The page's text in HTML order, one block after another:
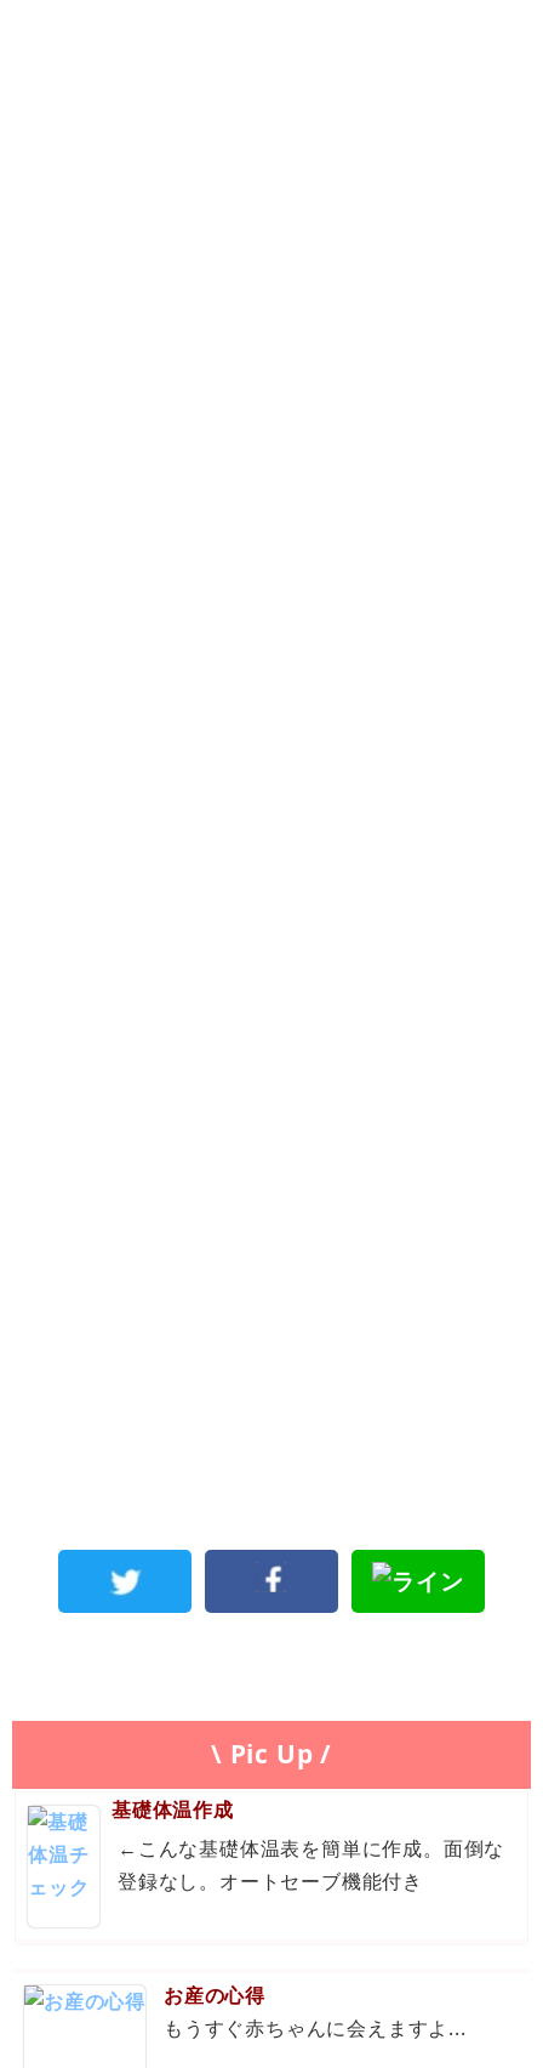
\ Pic Up /
基礎体温作成
←こんな基礎体温表を簡単に作成。面倒な
登録なし。オートセーブ機能付き
お産の心得
もうすぐ赤ちゃんに会えますよ...